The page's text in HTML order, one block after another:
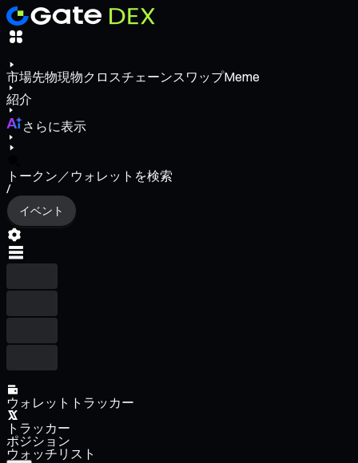
市場先物現物クロスチェーンスワップMeme
紹介
さらに表示
トークン／ウォレットを検索
/
イベント
ウォレットトラッカー
トラッカー
ポジション
ウォッチリスト